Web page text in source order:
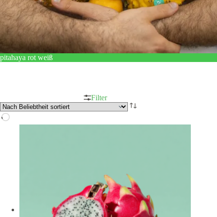
pitahaya rot weiß
Filter